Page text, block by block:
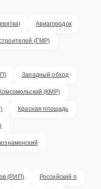
Авиагородок
(ГМР)
Западный обход
(КМР)
Красная площадь
(РИП) Российский п